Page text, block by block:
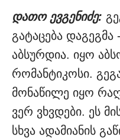
დათო ევგენიძე:
გატაცება დაგეგმა
აბსურდია. იყო
რომანტიკოსი.
მონაწილე იყო
ვერ ვხვდები. ეს
სხვა ადამიანის